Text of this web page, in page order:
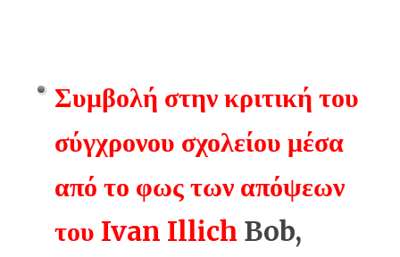
Συμβολή στην κριτική του
σύγχρονου σχολείου μέσα
από το φως των απόψεων
του Ivan Illich Bob,